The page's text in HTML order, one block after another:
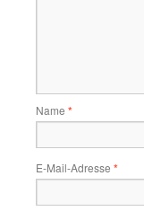
Name *
E-Mail-Adresse *